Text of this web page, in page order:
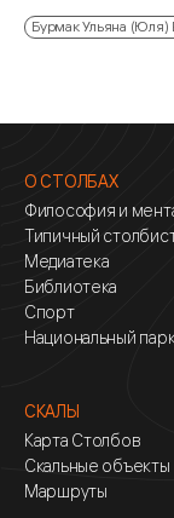
Бурмак Ульяна (Юля)
О СТОЛБАХ
Философия и
Типичный
Медиатека
Библиотека
Спорт
Национальный
СКАЛЫ
Карта Столбов
Скальные объекты
Маршруты